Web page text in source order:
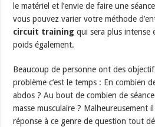
le matériel et l’envie de faire une
vous pouvez varier votre méthode
circuit training qui sera plus intense
poids également.
Beaucoup de personne ont des
problème c’est le temps : En combien
abdos ? Au bout de combien de
masse musculaire ? Malheureusement
réponse à ce genre de question tout